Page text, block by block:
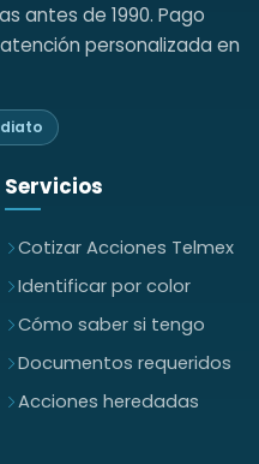
antes de 1990. Pago
personalizada en
Servicios
Cotizar Acciones Telmex
Identificar por color
Cómo saber si tengo
Documentos requeridos
Acciones heredadas